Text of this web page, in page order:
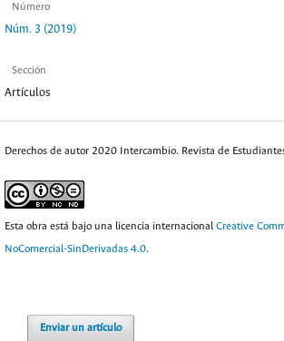
Número
Núm. 3 (2019)
Sección
Artículos
Derechos de autor 2020 Intercambio. Revista de
Esta obra está bajo una licencia internacional Creative
NoComercial-SinDerivadas 4.0.
Enviar un artículo